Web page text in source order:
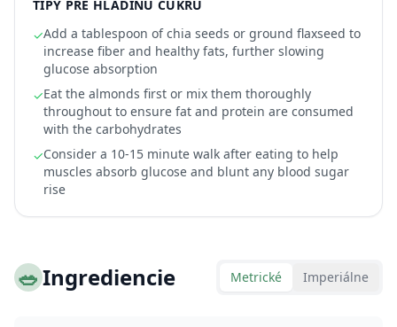
TIPY PRE HLADINU CUKRU
✓Add a tablespoon of chia seeds or ground flaxseed to
increase fiber and healthy fats, further slowing
glucose absorption
✓Eat the almonds first or mix them thoroughly
throughout to ensure fat and protein are consumed
with the carbohydrates
✓Consider a 10-15 minute walk after eating to help
muscles absorb glucose and blunt any blood sugar
rise
🥗Ingrediencie Metrické Imperiálne